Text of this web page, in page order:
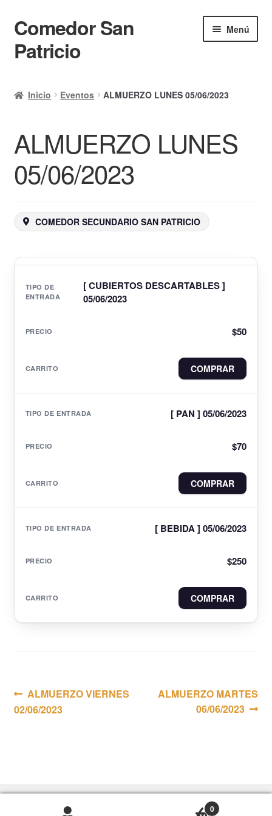
Ir
a
la
Ir
al
contenido
Comedor San
Patricio
Menú
Calendario
Mi cuenta
Ayuda Rapida
Finalizar compra
Inicio Eventos ALMUERZO LUNES 05/06/2023
ALMUERZO LUNES
05/06/2023
COMEDOR SECUNDARIO SAN PATRICIO
[ CUBIERTOS DESCARTABLES ]
05/06/2023
$50
COMPRAR
[ PAN ] 05/06/2023
$70
COMPRAR
[ BEBIDA ] 05/06/2023
$250
COMPRAR
Navegación
de
Anterior:
ALMUERZO VIERNES
02/06/2023
Siguiente:
ALMUERZO MARTES
06/06/2023
0